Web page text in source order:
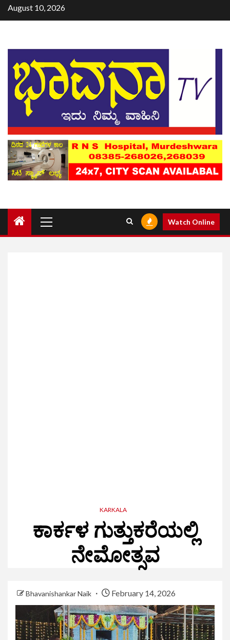
August 10, 2026
Watch Online
KARKALA
ಕಾರ್ಕಳ ಗುತ್ತುಕರೆಯಲ್ಲಿ
ನೇಮೋತ್ಸವ
Bhavanishankar Naik February 14, 2026